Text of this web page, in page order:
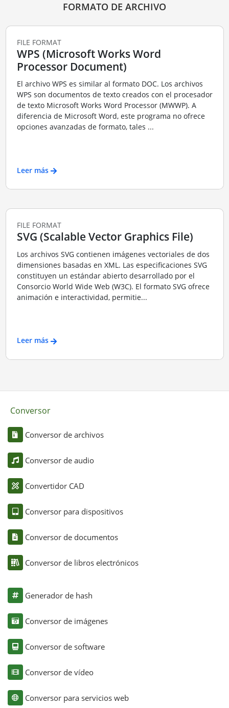
FORMATO DE ARCHIVO
FILE FORMAT
WPS (Microsoft Works Word
Processor Document)
El archivo WPS es similar al formato DOC. Los archivos
WPS son documentos de texto creados con el procesador
de texto Microsoft Works Word Processor (MWWP). A
diferencia de Microsoft Word, este programa no ofrece
opciones avanzadas de formato, tales ...
Leer más
FILE FORMAT
SVG (Scalable Vector Graphics File)
Los archivos SVG contienen imágenes vectoriales de dos
dimensiones basadas en XML. Las especificaciones SVG
constituyen un estándar abierto desarrollado por el
Consorcio World Wide Web (W3C). El formato SVG ofrece
animación e interactividad, permitie...
Leer más
Conversor
Conversor de archivos
Conversor de audio
Convertidor CAD
Conversor para dispositivos
Conversor de documentos
Conversor de libros electrónicos
Generador de hash
Conversor de imágenes
Conversor de software
Conversor de vídeo
Conversor para servicios web